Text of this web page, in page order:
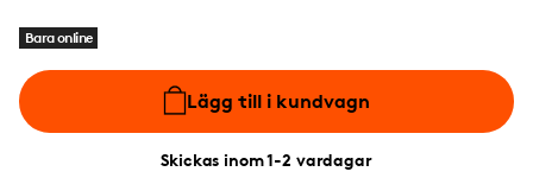
Bara online
Lägg till i kundvagn
Skickas inom 1-2 vardagar